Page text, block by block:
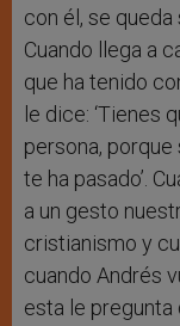
con él, se
Cuando llega a
que ha tenido
le dice: ‘Tienes
persona,
te ha pasado’.
a un gesto
cristianismo y
cuando Andrés
esta le pregunta